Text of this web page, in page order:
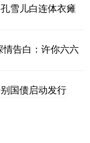
雪儿白连体衣瘫
情告白：许你六六
国债启动发行